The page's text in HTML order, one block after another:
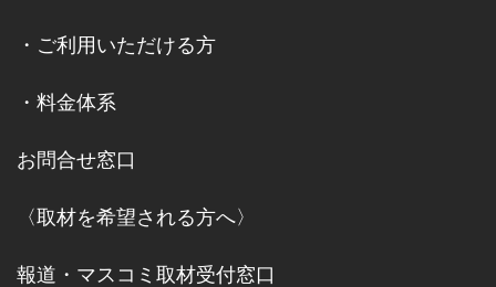
・ ご利用いただける方
・ 料金体系
お問合せ窓口
〈取材を希望される方へ〉
報道・マスコミ取材受付窓口